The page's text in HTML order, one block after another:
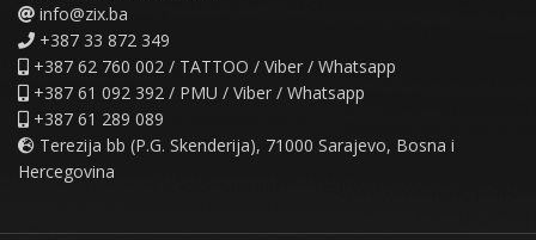
info@zix.ba
+387 33 872 349
+387 62 760 002 / TATTOO / Viber / Whatsapp
+387 61 092 392 / PMU / Viber / Whatsapp
+387 61 289 089
Terezija bb (P.G. Skenderija), 71000 Sarajevo, Bosna i
Hercegovina